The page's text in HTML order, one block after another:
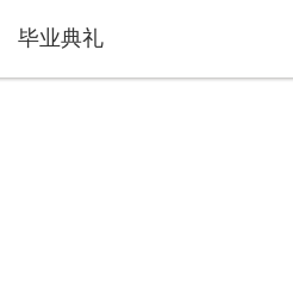
毕业典礼